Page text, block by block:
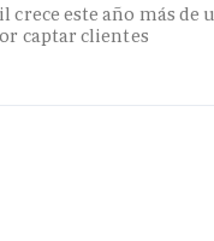
este año más de
captar clientes